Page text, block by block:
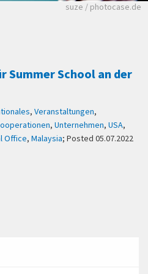
Viele Zeitungen.
suze / photocase.de
School an der
, Veranstaltungen,
, Unternehmen, USA,
Office, Malaysia; Posted 05.07.2022